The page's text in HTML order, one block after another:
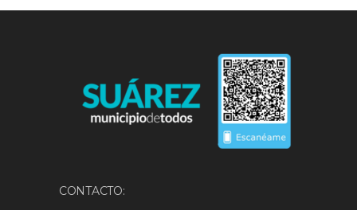
CONTACTO: